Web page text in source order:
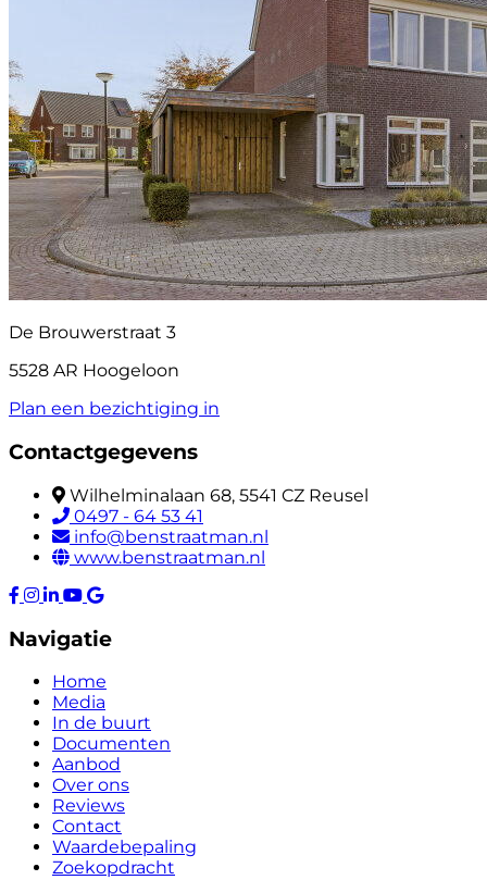
De Brouwerstraat 3
5528 AR Hoogeloon
Plan een bezichtiging in
Contactgegevens
Wilhelminalaan 68, 5541 CZ Reusel
0497 - 64 53 41
info@benstraatman.nl
www.benstraatman.nl
Navigatie
Home
Media
In de buurt
Documenten
Aanbod
Over ons
Reviews
Contact
Waardebepaling
Zoekopdracht